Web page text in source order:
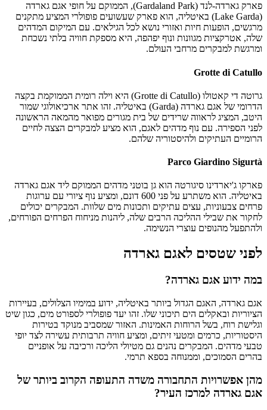
פארק גארדה-לנד (Gardaland Park), הממוקם על חופי אגם גארדה
(Lake Garda) באיטליה, הוא פארק שעשועים פופולרי המציע מתקנים
מרגשים, הופעות חיות ואזורי נושא לכל הגילאים. עם המיקום המדהים
שלה, אטרקציות מגוונות ונוף יפהפה, היא מספקת חוויה בלתי נשכחת
ומרגשת למבקרים מרחבי העולם.
Grotte di Catullo
גרוטה די קאטולו (Grotte di Catullo) היא וילה רומית הממוקמת בקצה
הדרומי של אגם גארדה (Garda) באיטליה. זהו אתר ארכיאולוגי שמור
היטב, המציג לראווה שרידים של בית מגורים מפואר מהמאה הראשונה
לפני הספירה. עם נוף מדהים לאגם, הוא מציע למבקרים הצצה לחיים
הרומיים העתיקים ולהיסטוריה שלהם.
Parco Giardino Sigurtà
פארקו ג'יארדינו סיגורטה הוא גן בוטני מדהים הממוקם ליד אגם גארדה
באיטליה. הוא משתרע על פני 600 דונם, ומציע נוף ציורי עם ערוגות
פרחים צבעוניות, עצים עתיקים ותכונות מים שלוות. המבקרים יכולים
לחקור את שבילי ההליכה הרבים שלה, ליהנות מניחוח הפרחים הפורחים,
ולהתפעל מהנופים עוצרי הנשימה.
לפני שטסים לאגם גארדה
במה ידוע אגם גארדה?
אגם גארדה, האגם הגדול ביותר באיטליה, ידוע במימיו הצלולים, בעיירות
הציוריות ובאקלים הים תיכוני שלו. זהו יעד פופולרי לספורט מים, כגון שיט
וגלישת רוח, בשל הרוחות האמינות. האזור שמסביב מנוקד בטירות
היסטוריות, כרמים ומטעי זיתים, ומציע חוויה תרבותית עשירה לצד יופי
טבעי מדהים. המבקרים נהנים גם מטיולי הליכה ורכיבה על אופניים
בהרים הסמוכים, וממנוחה בספא תרמי.
מהן אפשרויות התחבורה משדה התעופה הקרוב ביותר של
אגם גארדה למרכז העיר?